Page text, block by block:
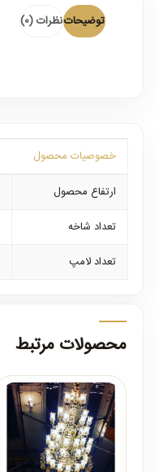
توضیحاتنظرات (0)
خصوصیات محصول
ارتفاع محصول
تعداد شاخه
تعداد لامپ
محصولات مرتبط